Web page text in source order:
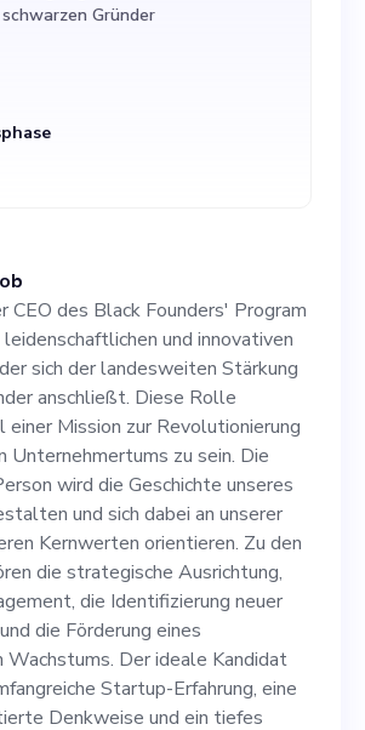
Teil einer Mission
des
zu sein.
mitgestalten und
an unserer Kultur
Kernwerten
Zu den
gehören die
Ausrichtung,
die
neuer
und die
eines
CEO des Black Founders' Program
leidenschaftlichen und innovativen
sich der landesweiten Stärkung
anschließt. Diese Rolle
Mission zur Revolutionierung
Unternehmertums zu sein. Die
wird die Geschichte unseres
und sich dabei an unserer
Kernwerten orientieren. Zu den
die strategische Ausrichtung,
die Identifizierung neuer
die Förderung eines
Der ideale Kandidat
Startup-Erfahrung, eine
Denkweise und ein tiefes
Gründer